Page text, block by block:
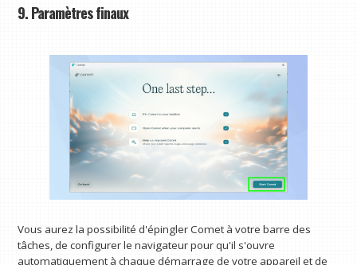
9. Paramètres finaux
Vous aurez la possibilité d'épingler Comet à votre barre des
tâches, de configurer le navigateur pour qu'il s'ouvre
automatiquement à chaque démarrage de votre appareil et de